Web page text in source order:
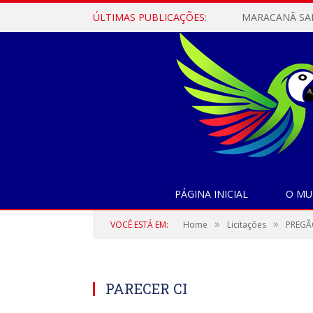
ÚLTIMAS PUBLICAÇÕES:
PÁGINA INICIAL O
VOCÊ ESTÁ EM: Home » Licitações »
PARECER CI